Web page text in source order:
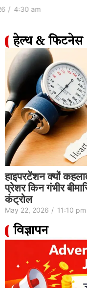
August 6, 2026
हेल्थ & फिटनेस
Natural way to
का पानी साफ करने
May 22, 2026
विज्ञापन